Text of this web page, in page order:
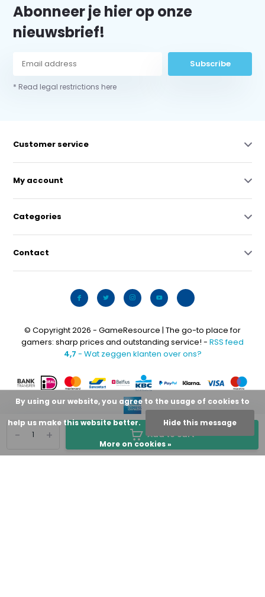
+
- Add to cart
Abonneer je hier op onze
nieuwsbrief!
Subscribe
* Read legal restrictions here
Customer service
My account
Categories
Contact
© Copyright 2026 - GameResource | The go-to place for
gamers: sharp prices and outstanding service! - RSS feed
4,7 - Wat zeggen klanten over ons?
By using our website, you agree to the usage of cookies to
help us make this website better. Hide this message
More on cookies »